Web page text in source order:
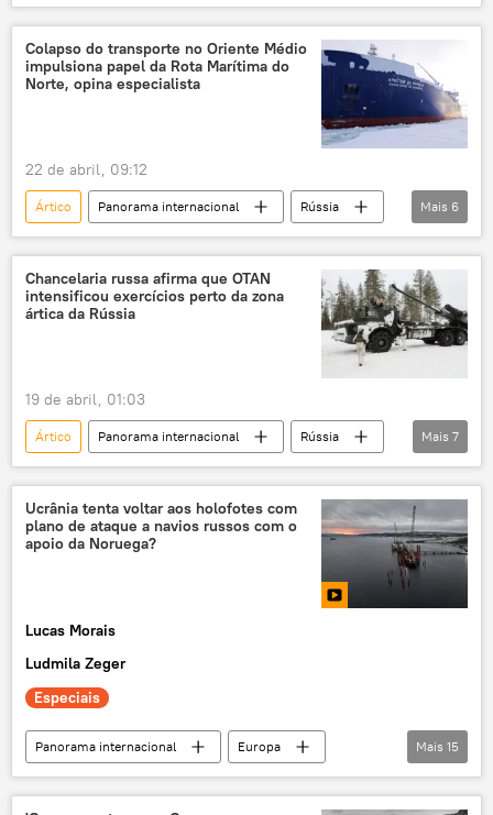
Pevek
Federação da Rússia
Rosatom
quebra-gelo
quebra-gelo
rota marítima
Rota Marítima do Norte
Colapso do transporte no Oriente Médio
impulsiona papel da Rota Marítima do
Norte, opina especialista
22 de abril, 09:12
Ártico Panorama internacional
Rússia
Oriente Médio
canal de Suez
rota marítima
Rota Marítima do Norte
hidrocarbonetos
oceano Ártico
Mais 6
Chancelaria russa afirma que OTAN
intensificou exercícios perto da zona
ártica da Rússia
19 de abril, 01:03
Ártico Panorama internacional
Rússia
Europa
Aleksandr Grushko
Federação da Rússia
Atlântico Norte
OTAN
Sputnik Chancelaria
Mais 7
Ucrânia tenta voltar aos holofotes com
plano de ataque a navios russos com o
apoio da Noruega?
Lucas Morais
Ludmila Zeger
Especiais
Panorama internacional
Europa
Rússia
Vladimir Zelensky
Ucrânia
Mais 15